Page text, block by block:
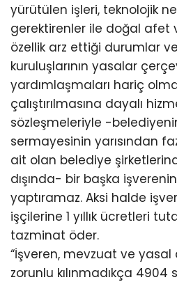
yürütülen işleri, teknolojik
gerektirenler ile doğal afet
özellik arz ettiği durumlar
kuruluşlarının yasalar
yardımlaşmaları hariç
çalıştırılmasına dayalı
sözleşmeleriyle -
sermayesinin yarısından
ait olan belediye
dışında- bir başka
yaptıramaz. Aksi halde
işçilerine 1 yıllık ücretleri
tazminat öder.
“İşveren, mevzuat ve
zorunlu kılınmadıkça 4904